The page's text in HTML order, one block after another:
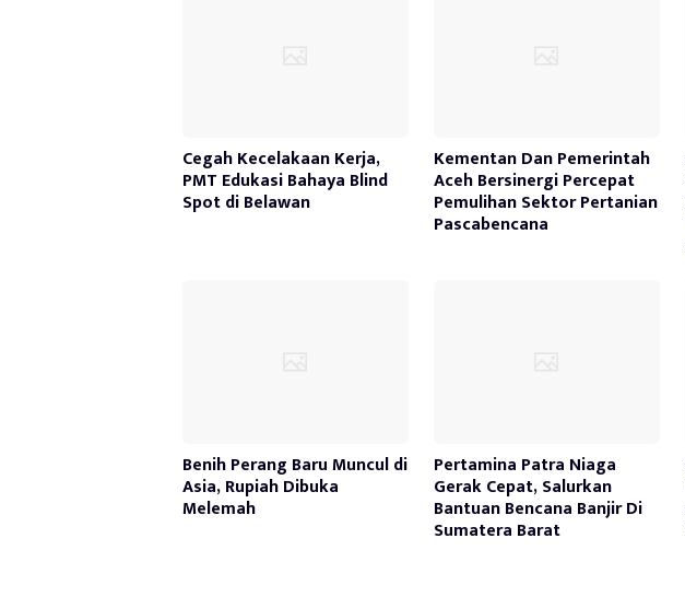
Cegah Kecelakaan Kerja,
PMT Edukasi Bahaya Blind
Spot di Belawan
Kementan Dan Pemerintah
Aceh Bersinergi Percepat
Pemulihan Sektor Pertanian
Pascabencana
Benih Perang Baru Muncul di
Asia, Rupiah Dibuka
Melemah
Pertamina Patra Niaga
Gerak Cepat, Salurkan
Bantuan Bencana Banjir Di
Sumatera Barat